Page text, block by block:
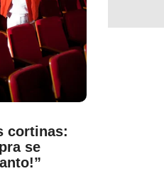
cortinas:
se